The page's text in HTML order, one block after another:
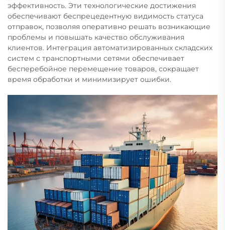
эффективность. Эти технологические достижения
обеспечивают беспрецедентную видимость статуса
отправок, позволяя оперативно решать возникающие
проблемы и повышать качество обслуживания
клиентов. Интеграция автоматизированных складских
систем с транспортными сетями обеспечивает
бесперебойное перемещение товаров, сокращает
время обработки и минимизирует ошибки.